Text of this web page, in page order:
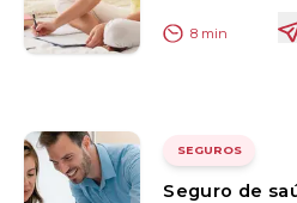
8 min
SEGUROS
Seguro de